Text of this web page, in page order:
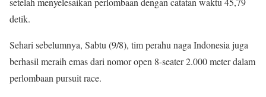
detik.
Sehari sebelumnya, Sabtu (9/8), tim perahu naga Indonesia juga
berhasil meraih emas dari nomor open 8-seater 2.000 meter dalam
perlombaan pursuit race.